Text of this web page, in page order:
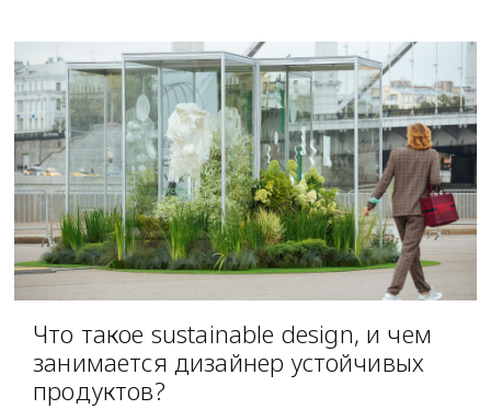
Что такое sustainable design, и чем
занимается дизайнер устойчивых
продуктов?